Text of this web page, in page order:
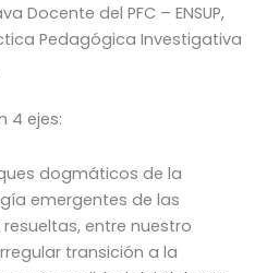
Docente del PFC – ENSUP,
Pedagógica Investigativa
4 ejes:
dogmáticos de la
emergentes de las
entre nuestro
transición a la